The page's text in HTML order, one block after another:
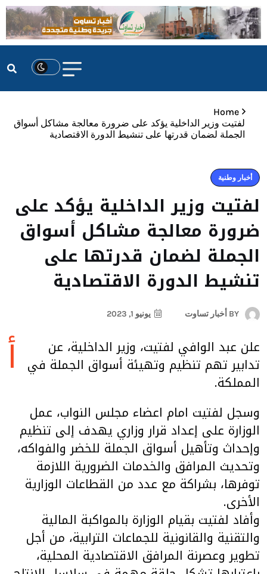
Home
لفتيت وزير الداخلية يؤكد على ضرورة معالجة مشاكل أسواق
الجملة لضمان قدرتها على تنشيط الدورة الاقتصادية
أخبار وطنية
لفتيت وزير الداخلية يؤكد على
ضرورة معالجة مشاكل أسواق
الجملة لضمان قدرتها على
تنشيط الدورة الاقتصادية
BY أخبار تساوت يونيو 1, 2023
أ علن عبد الوافي لفتيت، وزير الداخلية، عن
تدابير تهم تنظيم وتهيئة أسواق الجملة في
المملكة.
وسجل لفتيت امام اعضاء مجلس النواب، عمل
الوزارة على إعداد قرار وزاري يهدف إلى تنظيم
وإحداث وتأهيل أسواق الجملة للخضر والفواكه،
وتحديث المرافق والخدمات الضرورية اللازمة
توفرها، بشراكة مع عدد من القطاعات الوزارية
الأخرى.
وأفاد لفتيت بقيام الوزارة بالمواكبة المالية
والتقنية والقانونية للجماعات الترابية، من أجل
تطوير وعصرنة المرافق الاقتصادية المحلية،